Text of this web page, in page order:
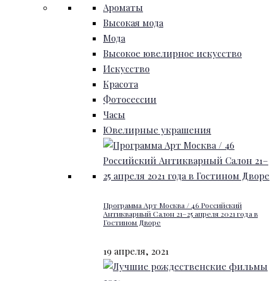
Ароматы
Высокая мода
Мода
Высокое ювелирное искусство
Искусство
Красота
Фотосессии
Часы
Ювелирные украшения
Программа Арт Москва / 46 Российский
Антикварный Салон 21–25 апреля 2021 года в
Гостином Дворе
19 апреля, 2021